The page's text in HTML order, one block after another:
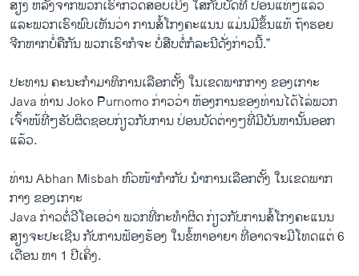
ສຽງ ຫລັງຈາກພວກເຮົາກວດສອບເບິ່ງ ໃສ່ກັບບັດທີ່ ປ່ອນແທ້ໆແລ້ວ
ແລະພວກເຮົາພົບເຫັນວ່າ ການສໍ້ໂກງຄະແນນ ແມ່ນມີຂຶ້ນແທ້ ຖ້າຮອຍ
ຈີກຫາກບໍ່ຄືກັນ ພວກເຮົາກໍຈະ ບໍ່ສືບຕໍ່ກໍລະນີດັ່ງກ່າວນີ້.”
ປະທານ ຄະນະກຳມາທິການເລືອກຕັ້ງ ໃນເຂດພາກກາງ ຂອງເກາະ
Java ທ່ານ Joko Purnomo ກ່າວວ່າ ຫ້ອງການຂອງທ່ານໄດ້ໄລ່ພວກ
ເຈົ້າໜ້ທີ່ໆຮັບຜິດຊອບກ່ຽວກັບການ ປ່ອນບັດຕ່າງໆທີ່ມີບັນຫານັ້ນອອກ
ແລ້ວ.
ທ່ານ Abhan Misbah ຫົວໜ້າກຳກັບ ນຳການເລືອກຕັ້ງ ໃນເຂດພາກ
ກາງ ຂອງເກາະ
Java ກ່າວຕໍ່ວີໂອເອວ່າ ພວກທີ່ກະທຳຜິດ ກ່ຽວກັບການສໍ້ໂກງຄະແນນ
ສຽງຈະປະເຊີນ ກັບການຟ້ອງຮ້ອງ ໃນຂໍ້ຫາອາຍາ ທີ່ອາດຈະມີໂທດແຕ່ 6
ເດືອນ ຫາ 1 ປີເຄິ່ງ.